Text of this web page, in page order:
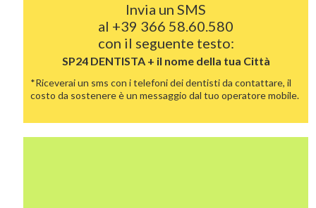
Invia un SMS
al +39 366 58.60.580
con il seguente testo:
SP24 DENTISTA + il nome della tua Città
*Riceverai un sms con i telefoni dei dentisti da contattare, il
costo da sostenere è un messaggio dal tuo operatore mobile.